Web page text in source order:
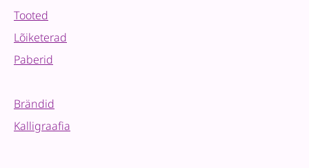
Tooted
Lõiketerad
Paberid
Brändid
Kalligraafia